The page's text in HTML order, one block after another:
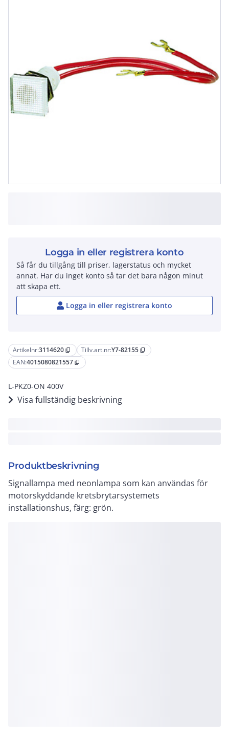
Artikelnr:3114620 content_copy Tillv.art.nr:Y7-82155 content_copy
EAN:4015080821557 content_copy
L-PKZ0-ON 400V
Visa fullständig beskrivning
Produktbeskrivning
Signallampa med neonlampa som kan användas för
motorskyddande kretsbrytarsystemets
installationshus, färg: grön.
Logga in eller registrera konto
Så får du tillgång till priser, lagerstatus och mycket
annat. Har du inget konto så tar det bara någon minut
att skapa ett.
Logga in eller registrera konto